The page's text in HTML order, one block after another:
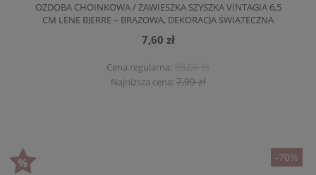
OZDOBA CHOINKOWA / ZAWIESZKA SZYSZKA VINTAGIA 6,5
CM LENE BJERRE – BRĄZOWA, DEKORACJA ŚWIĄTECZNA
7,60 zł
Cena regularna:
Najniższa cena: 7,99 zł
-70%